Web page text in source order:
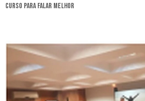
curso para falar melhor